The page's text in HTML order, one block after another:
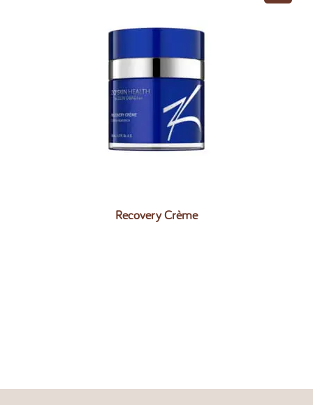
Recovery Crème